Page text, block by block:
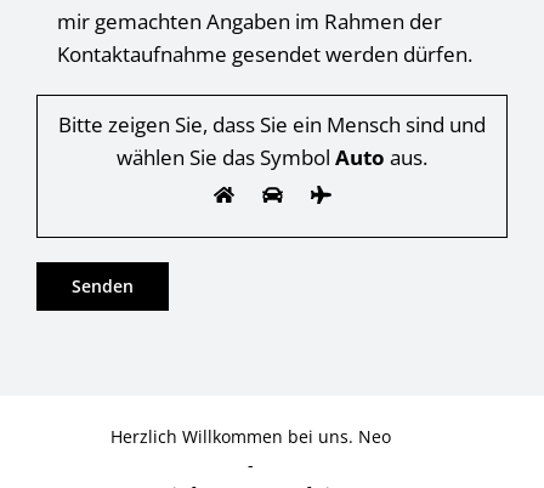
mir gemachten Angaben im Rahmen der
Kontaktaufnahme gesendet werden dürfen.
Bitte zeigen Sie, dass Sie ein Mensch sind und
wählen Sie das Symbol Auto aus.
Herzlich Willkommen bei uns. Neo
-